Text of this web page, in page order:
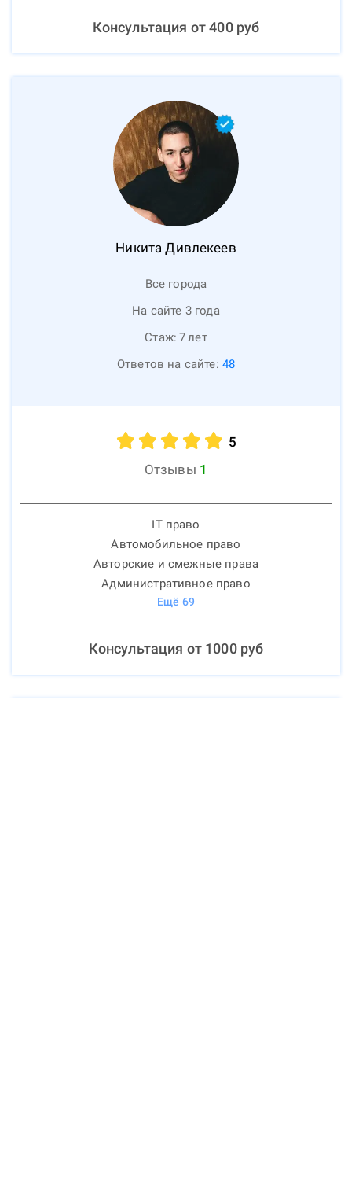
Консультация от400руб
Никита Дивлекеев
Все города
На сайте 3 года
Стаж: 7лет
Ответов на сайте: 48
5
Отзывы 1
IT право
Автомобильное право
Авторские и смежные права
Административное право
Ещё 69
Консультация от 1000руб